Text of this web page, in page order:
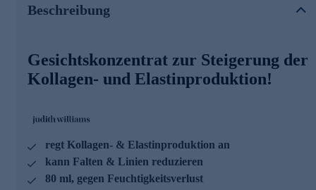
Außerdem kann es feine Linien und Fältchen reduzieren.
Kombiniert mit einem besonderen Schutzkomplex wird die
Mit Silkon-Alternative "LIPID MOISTURE
LOCK"
- Pflanzliche Cosmos- und Palm-free-Alternative zu leichten
Hautgefühl
- Mischung aus pflanzlichen Komponenten, die aus Brassica
Campestris (Raps)-Samenöl in Lebensmittelqualität und
Olea Europea (Oliven)-Fruchtöl gewonnen werden
Beschreibung
Gesichtskonzentrat zur Steigerung der
Kollagen- und Elastinproduktion!
regt Kollagen- & Elastinproduktion an
kann Falten & Linien reduzieren
80 ml, gegen Feuchtigkeitsverlust